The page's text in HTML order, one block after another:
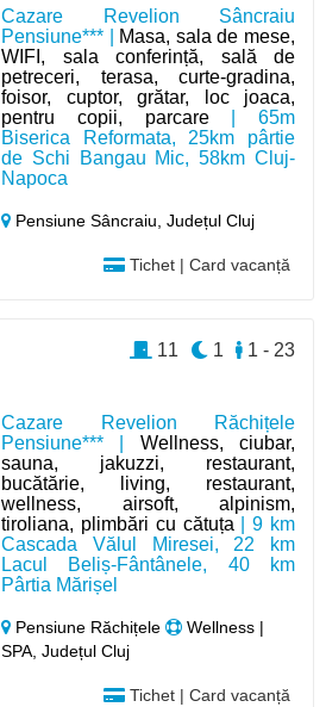
Cazare Revelion Sâncraiu
Pensiune*** |
Masa, sala de mese,
WIFI, sala conferință, sală de
petreceri, terasa, curte-gradina,
foisor, cuptor, grătar, loc joaca,
pentru copii, parcare| 65m
Biserica Reformata, 25km pârtie
de Schi Bangau Mic, 58km Cluj-
Napoca
Pensiune Sâncraiu,Județul Cluj
Tichet | Card vacanță
Cazare Revelion Răchițele
Pensiune*** | Wellness, ciubar,
sauna, jakuzzi, restaurant,
bucătărie, living, restaurant,
wellness, airsoft, alpinism,
tiroliana, plimbări cu cătuța | 9 km
Cascada Vălul Miresei, 22 km
Lacul Beliș-Fântânele, 40 km
Pârtia Mărișel
Pensiune Răchițele
Wellness |
SPA, Județul Cluj
Tichet | Card vacanță
1 - 23
1
11